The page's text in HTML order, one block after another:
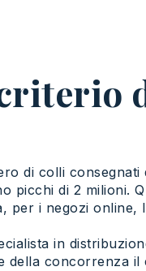
di colli
picchi di 2 milioni.
per i negozi
in
concorrenza il